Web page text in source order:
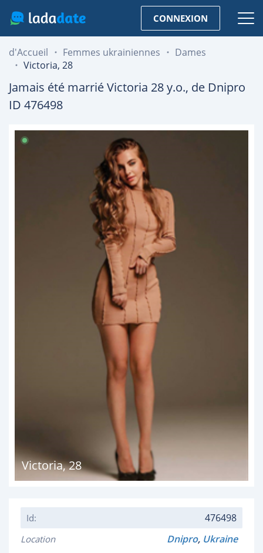
CONNEXION
d'Accueil Femmes ukrainiennes
Dames
Victoria, 28
Jamais été marriéVictoria 28y.o., de Dnipro
ID 476498
Victoria,28
Id: 476498
Location Dnipro, Ukraine